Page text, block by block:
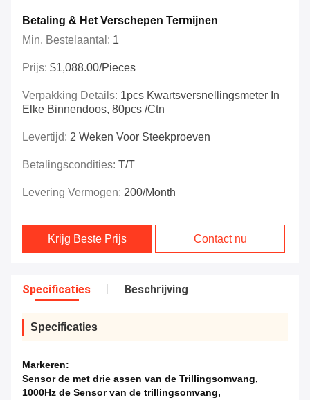
Betaling & Het Verschepen Termijnen
Min. Bestelaantal: 1
Prijs: $1,088.00/Pieces
Verpakking Details: 1pcs Kwartsversnellingsmeter In
Elke Binnendoos, 80pcs /ctn
Levertijd: 2 Weken Voor Steekproeven
Betalingscondities: T/T
Levering Vermogen: 200/month
Krijg Beste Prijs Contact nu
Specificaties Beschrijving
Specificaties
Markeren:
Sensor de met drie assen van de Trillingsomvang,
1000Hz de Sensor van de trillingsomvang,